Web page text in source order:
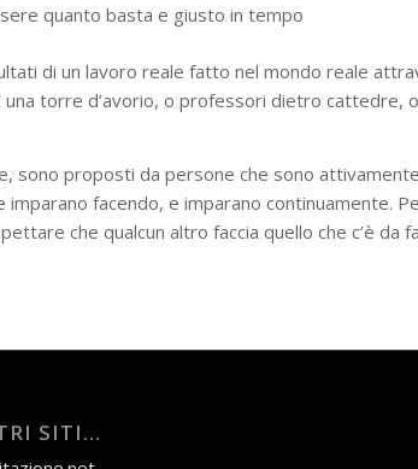
quanto basta e giusto in tempo
di un lavoro reale fatto nel mondo reale
torre d’avorio, o professori dietro cattedre, o
sono proposti da persone che sono
facendo, e imparano continuamente.
che qualcun altro faccia quello che c’è da
SITI…